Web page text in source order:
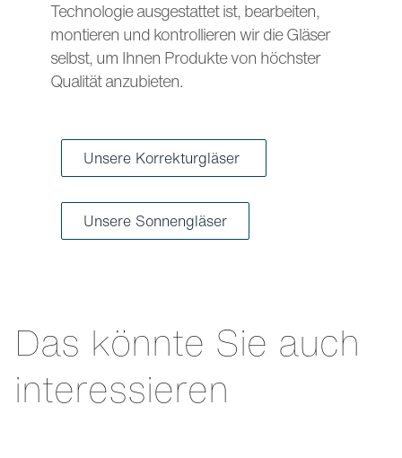
Technologie ausgestattet ist, bearbeiten,
montieren und kontrollieren wir die Gläser
selbst, um Ihnen Produkte von höchster
Qualität anzubieten.
Unsere Korrekturgläser
Unsere Sonnengläser
Das könnte Sie auch
interessieren